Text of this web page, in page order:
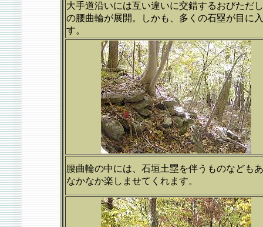
大手道沿いには互い違いに交錯するおびただ
の腰曲輪が展開。しかも、多くの石塁が目に
す。
腰曲輪の中には、石垣土塁を伴うものなども
なかなか楽しませてくれます。